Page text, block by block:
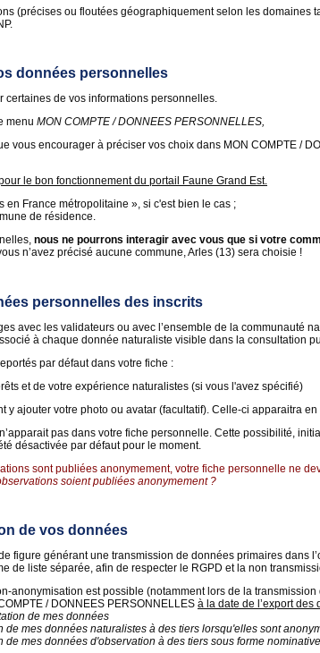
(précises ou floutées géographiquement selon les
données personnelles
certaines de vos informations personnelles.
menu MON COMPTE / DONNEES PERSONNELLES,
vous encourager à préciser vos choix dans MON COMPTE /
le bon fonctionnement du portail Faune Grand Est.
France métropolitaine », si c'est bien le cas ;
de résidence.
nous ne pourrons interagir avec vous que si votre
n’avez précisé aucune commune, Arles (13) sera choisie !
personnelles des inscrits
avec les validateurs ou avec l’ensemble de la communauté
à chaque donnée naturaliste visible dans la consultation
par défaut dans votre fiche :
et de votre expérience naturalistes (si vous l'avez spécifié)
ajouter votre photo ou avatar (facultatif). Celle-ci apparaitra
pas dans votre fiche personnelle. Cette possibilité,
désactivée par défaut pour le moment.
sont publiées anonymement, votre fiche personnelle ne
soient publiées anonymement ?
de vos données
figure générant une transmission de données primaires dans
de liste séparée, afin de respecter le RGPD et la non
anonymisation est possible (notamment lors de la
/ DONNEES PERSONNELLES à la date de l’export
de mes données
mes données naturalistes à des tiers lorsqu'elles sont
mes données d'observation à des tiers sous forme